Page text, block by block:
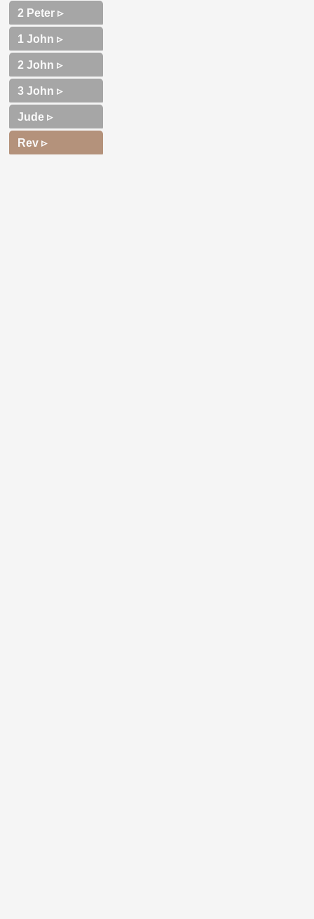
2 Peter ▹
1 John ▹
2 John ▹
3 John ▹
Jude ▹
Rev ▹